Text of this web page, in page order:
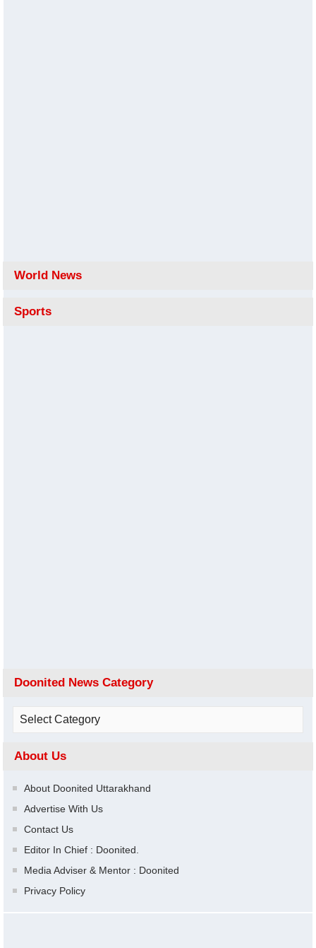
World News
Sports
Doonited News Category
About Us
About Doonited Uttarakhand
Advertise With Us
Contact Us
Editor In Chief : Doonited.
Media Adviser & Mentor : Doonited
Privacy Policy